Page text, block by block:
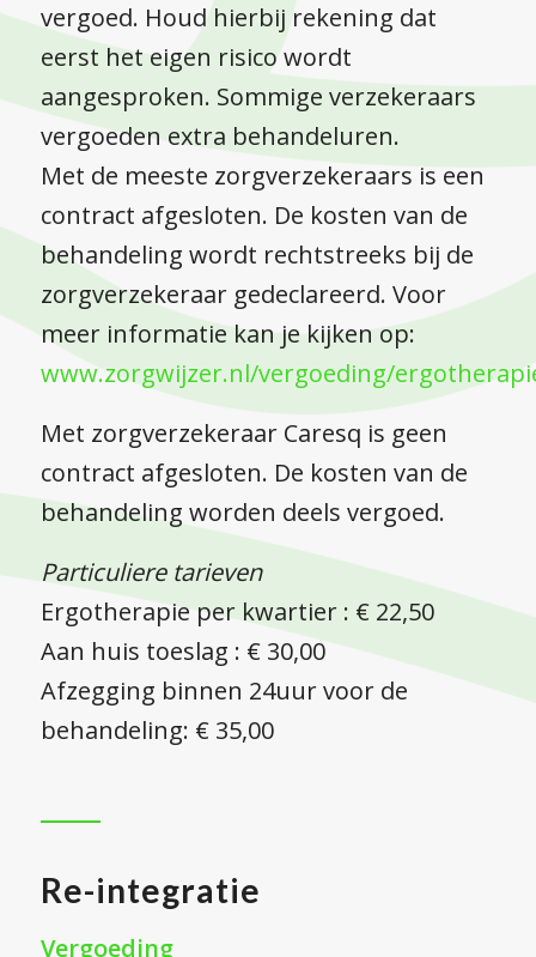
vergoed. Houd hierbij rekening dat
eerst het eigen risico wordt
aangesproken. Sommige verzekeraars
vergoeden extra behandeluren.
Met de meeste zorgverzekeraars is een
contract afgesloten. De kosten van de
behandeling wordt rechtstreeks bij de
zorgverzekeraar gedeclareerd. Voor
meer informatie kan je kijken op:
www.zorgwijzer.nl/vergoeding/
Met zorgverzekeraar Caresq is geen
contract afgesloten. De kosten van de
behandeling worden deels vergoed.
Particuliere tarieven
Ergotherapie per kwartier : € 22,50
Aan huis toeslag : € 30,00
Afzegging binnen 24uur voor de
behandeling: € 35,00
Re-integratie
Vergoeding